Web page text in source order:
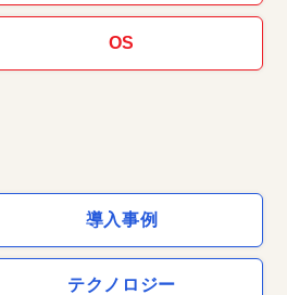
OS
導入事例
テクノロジー